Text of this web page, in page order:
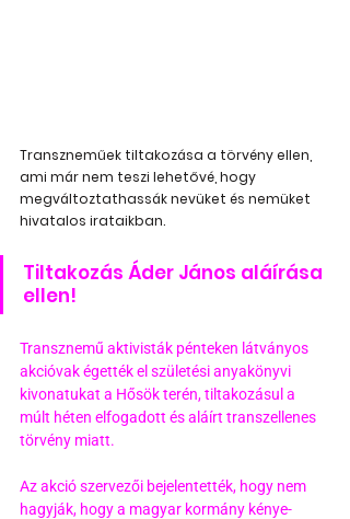
Transzneműek tiltakozása a törvény ellen,
ami már nem teszi lehetővé, hogy
megváltoztathassák nevüket és nemüket
hivatalos irataikban.
Tiltakozás Áder János aláírása
ellen!
Transznemű aktivisták pénteken látványos
akcióvak égették el születési anyakönyvi
kivonatukat a Hősök terén, tiltakozásul a
múlt héten elfogadott és aláírt transzellenes
törvény miatt.
Az akció szervezői bejelentették, hogy nem
hagyják, hogy a magyar kormány kénye-